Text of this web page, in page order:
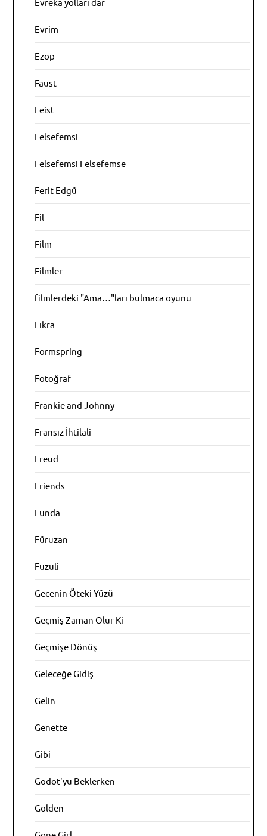
Evrim
Ezop
Faust
Feist
Felsefemsi
Felsefemsi Felsefemse
Ferit Edgü
Fil
Film
Filmler
filmlerdeki "Ama…"ları bulmaca oyunu
Fıkra
Formspring
Fotoğraf
Frankie and Johnny
Fransız İhtilali
Freud
Friends
Funda
Füruzan
Fuzuli
Gecenin Öteki Yüzü
Geçmiş Zaman Olur Ki
Geçmişe Dönüş
Geleceğe Gidiş
Gelin
Genette
Gibi
Godot'yu Beklerken
Golden